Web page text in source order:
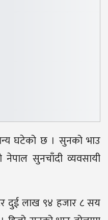
घटेको छ । सुनको भाउ
सुनचाँदी व्यवसायी
दुई लाख ९४ हजार ८ सय